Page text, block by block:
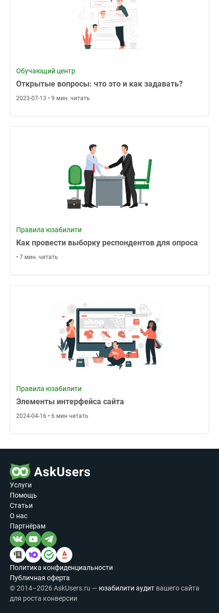
Обучающий центр
Открытые вопросы: что это и как задавать?
2023-07-13 • 9 мин. читать
Правила юзабилити
Как провести выборку респондентов для опроса
• 7 мин. читать
Правила юзабилити
Элементы интерфейса сайта
2024-04-16 • 6 мин читать
Услуги
Помощь
Статьи
О нас
Партнёрам
Политика конфиденциальности
Публичная оферта
© 2014–2026 AskUsers.ru — юзабилити аудит вашего сайта
для роста конверсии